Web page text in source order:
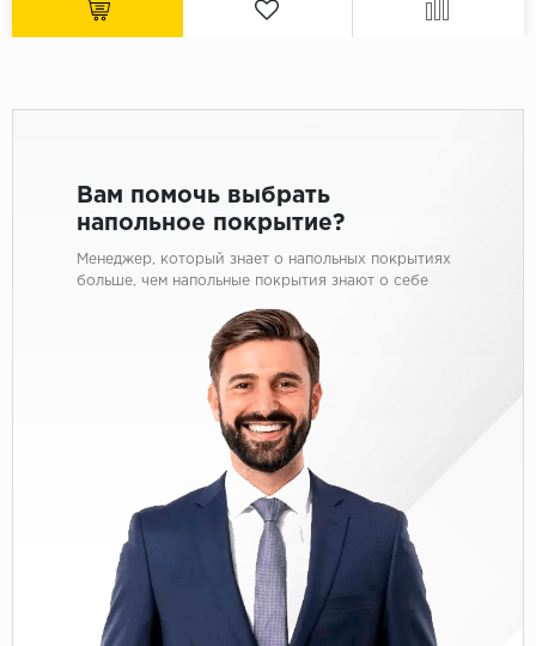
Вам помочь выбрать
напольное покрытие?
Менеджер, который знает о напольных покрытиях
больше, чем напольные покрытия знают о себе